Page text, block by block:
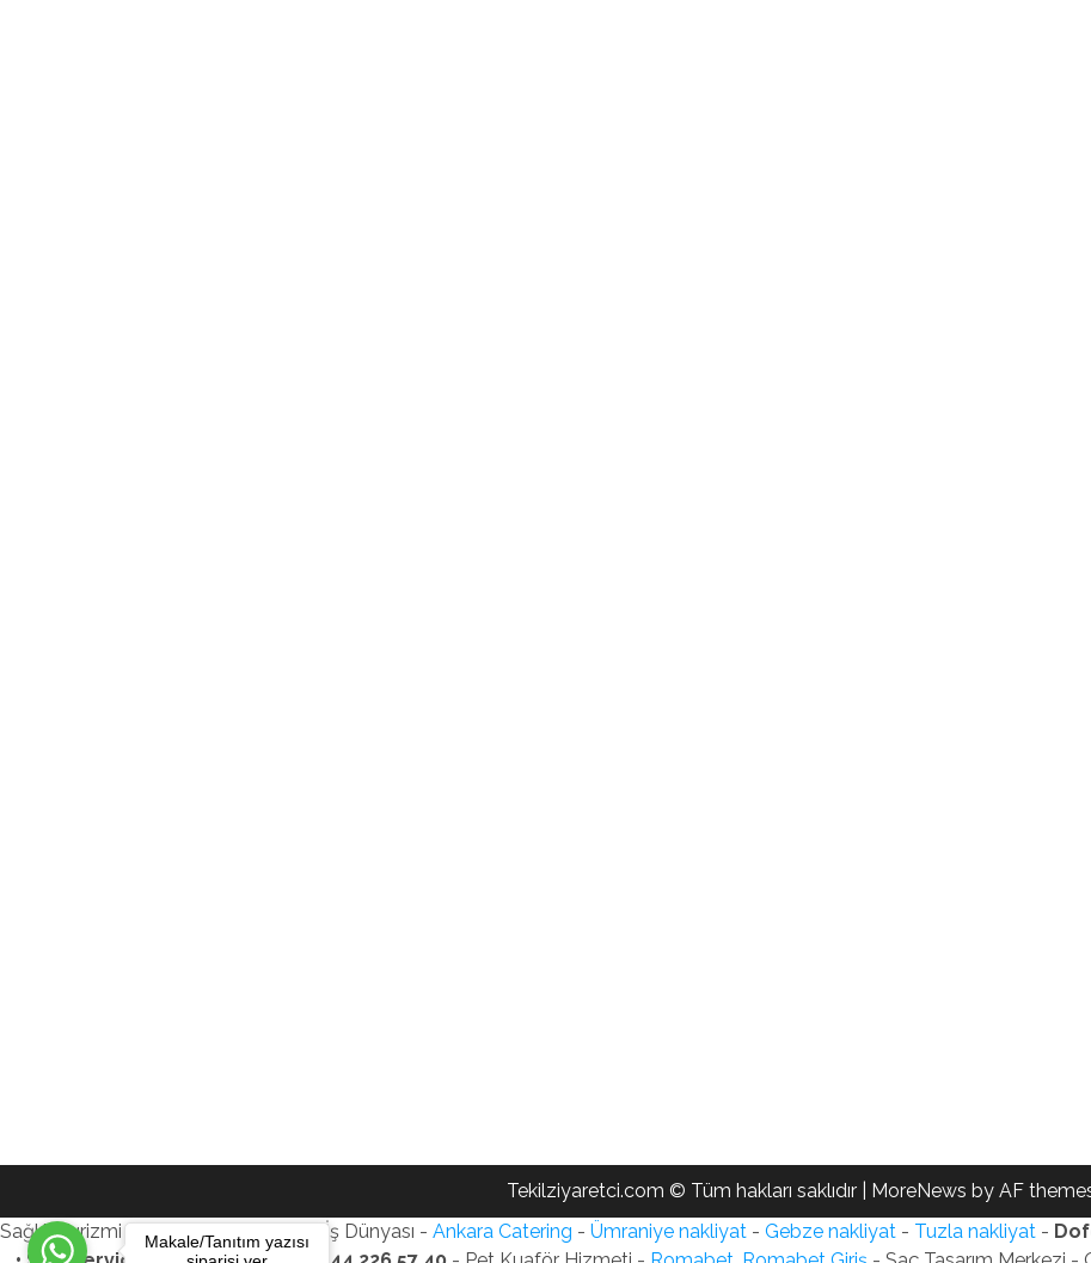
Tekilziyaretci.com © Tüm hakları saklıdır MoreNews by AF
Sağlık Turizmi Reklam Ajansı - Gezi - İş Dünyası - Ankara Catering - Ümraniye nakliyat - Gebze nakliyat - Tuzla nakliyat -
Makale/Tanıtım yazısı